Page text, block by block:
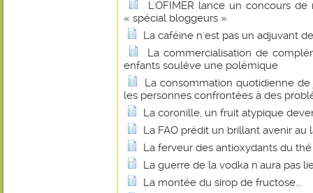
L'OFIMER lance un concours
« spécial bloggeurs »
La caféine n'est pas un adjuvant
La commercialisation de
enfants soulève une polémique
La consommation quotidienne
les personnes confrontées à des
La coronille, un fruit atypique
La FAO prédit un brillant avenir au
La ferveur des antioxydants du thé
La guerre de la vodka n'aura pas
La montée du sirop de fructose...